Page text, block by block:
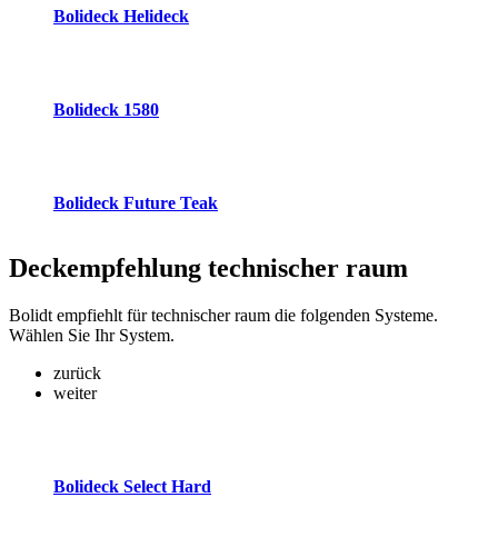
Bolideck Helideck
Bolideck 1580
Bolideck Future Teak
Deckempfehlung technischer raum
Bolidt empfiehlt für technischer raum die folgenden Systeme.
Wählen Sie Ihr System.
zurück
weiter
Bolideck Select Hard